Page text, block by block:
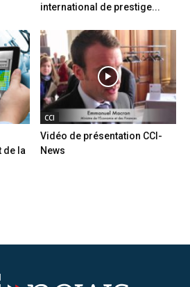
international de prestige...
de la
CCI
Vidéo de présentation CCI-
News